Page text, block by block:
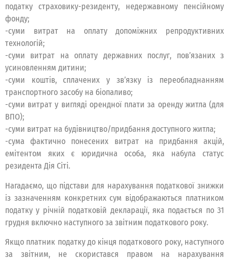
податку страховику-резиденту, недержавному пенсійному
фонду;
-суми витрат на оплату допоміжних репродуктивних
технологій;
-суми витрат на оплату державних послуг, пов’язаних з
усиновленням дитини;
-суми коштів, сплачених у зв’язку із переобладнанням
транспортного засобу на біопаливо;
-суми витрат у вигляді орендної плати за оренду житла (для
ВПО);
-суми витрат на будівництво/придбання доступного житла;
-сума фактично понесених витрат на придбання акцій,
емітентом яких є юридична особа, яка набула статус
резидента Дія Сіті.
Нагадаємо, що підстави для нарахування податкової знижки
із зазначенням конкретних сум відображаються платником
податку у річній податковій декларації, яка подається по 31
грудня включно наступного за звітним податкового року.
Якщо платник податку до кінця податкового року, наступного
за звітним, не скористався правом на нарахування